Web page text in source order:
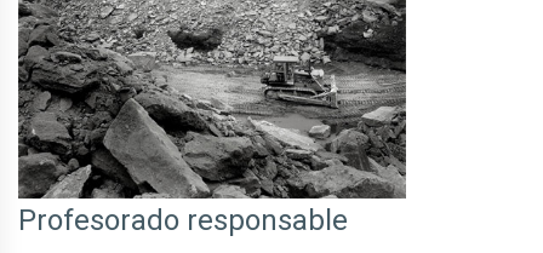
Profesorado responsable